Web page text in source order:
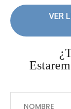
VER
¿Tienes una